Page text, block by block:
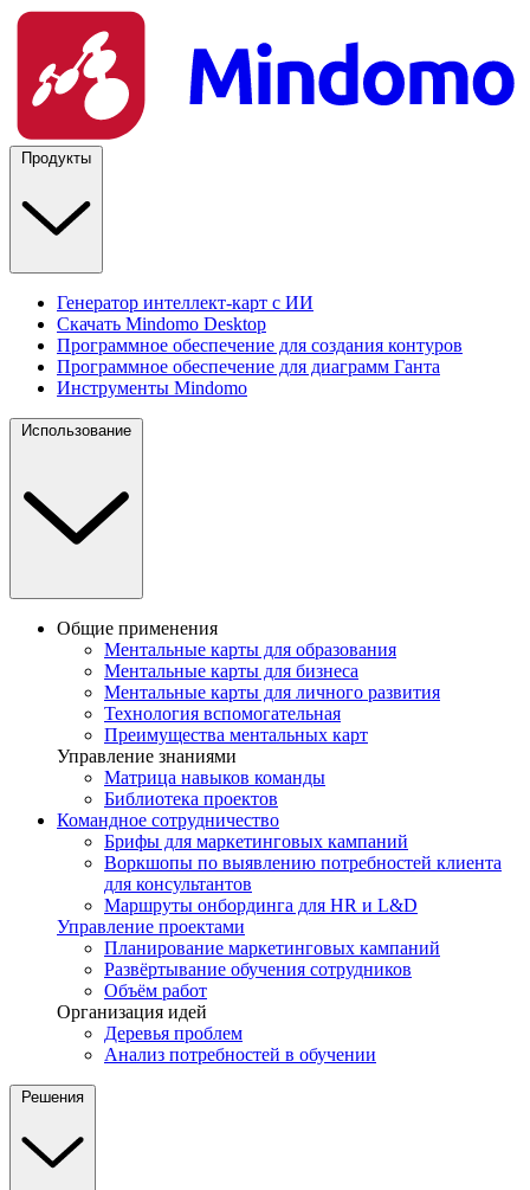
Продукты
Генератор интеллект-карт с ИИ
Скачать Mindomo Desktop
Программное обеспечение для создания контуров
Программное обеспечение для диаграмм Ганта
Инструменты Mindomo
Использование
Общие применения
Ментальные карты для образования
Ментальные карты для бизнеса
Ментальные карты для личного развития
Технология вспомогательная
Преимущества ментальных карт
Управление знаниями
Матрица навыков команды
Библиотека проектов
Командное сотрудничество
Брифы для маркетинговых кампаний
Воркшопы по выявлению потребностей клиента
для консультантов
Маршруты онбординга для HR и L&D
Управление проектами
Планирование маркетинговых кампаний
Развёртывание обучения сотрудников
Объём работ
Организация идей
Деревья проблем
Анализ потребностей в обучении
Решения